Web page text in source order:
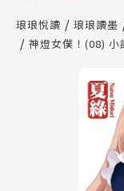
查詢
【公告】琅
琅琅悅讀 琅琅讀墨
神燈女僕！(08) 小